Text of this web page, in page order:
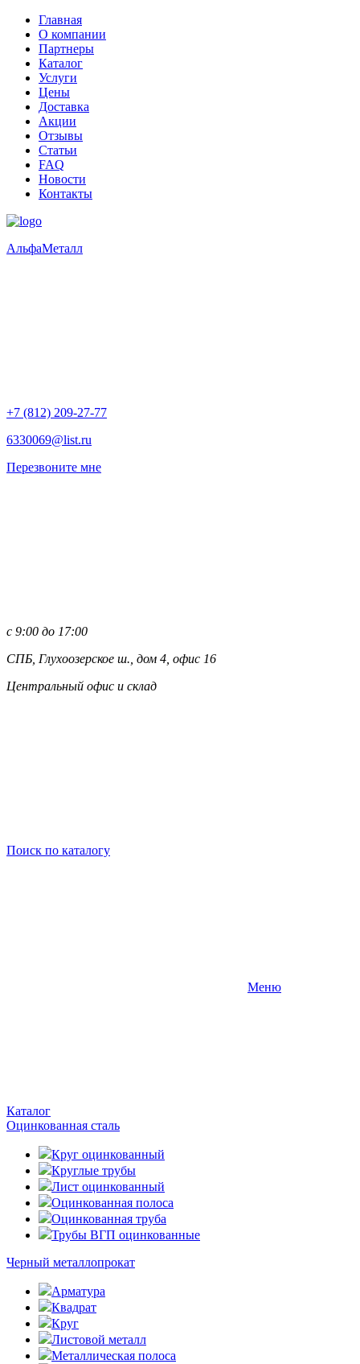
Главная
О компании
Партнеры
Каталог
Услуги
Цены
Доставка
Акции
Отзывы
Статьи
FAQ
Новости
Контакты
АльфаМеталл
+7 (812) 209-27-77
6330069@list.ru
Перезвоните мне
с 9:00 до 17:00
СПБ, Глухоозерское ш., дом 4, офис 16
Центральный офис и склад
Поиск по каталогу
Меню
Каталог
Оцинкованная сталь
Круг оцинкованный
Круглые трубы
Лист оцинкованный
Оцинкованная полоса
Оцинкованная труба
Трубы ВГП оцинкованные
Черный металлопрокат
Арматура
Квадрат
Круг
Листовой металл
Металлическая полоса